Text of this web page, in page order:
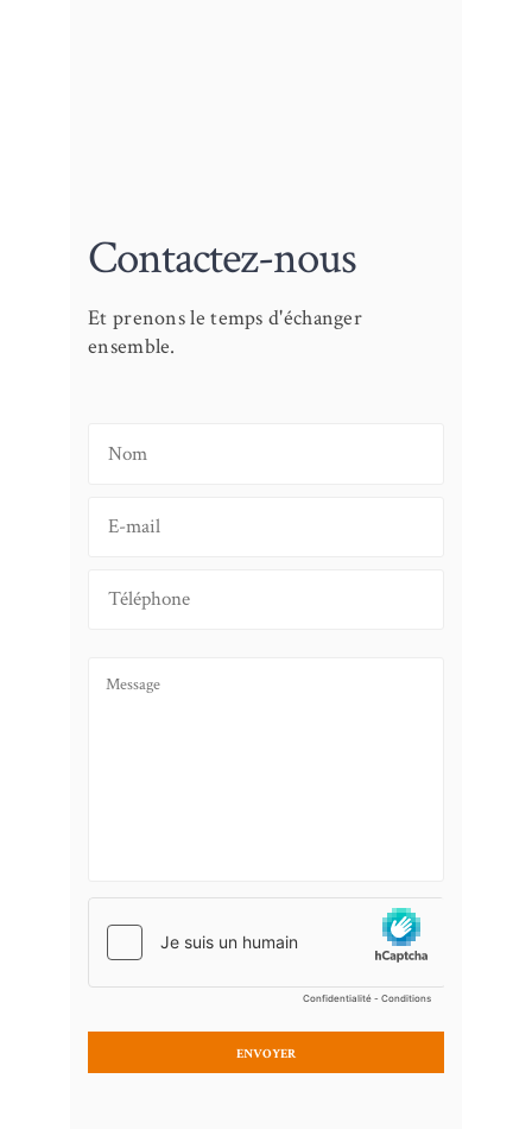
Contactez-nous
Et prenons le temps d'échanger
ensemble.